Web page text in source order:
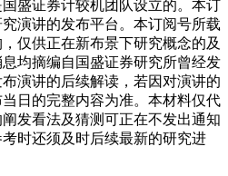
证券计较机团队设立的。本订
演讲的发布平台。本订阅号所载
仅供正在新布景下研究概念的及
均摘编自国盛证券研究所曾经发
演讲的后续解读，若因对演讲的
日的完整内容为准。本材料仅代
发看法及猜测可正在不发出通知
时还须及时后续最新的研究进